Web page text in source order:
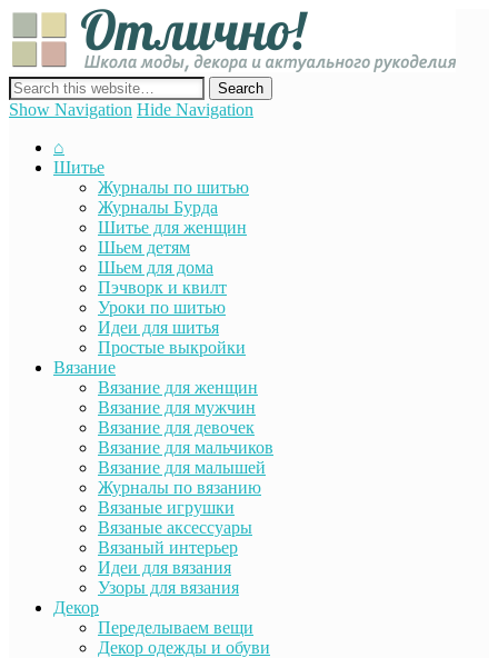
сайт о декоре, дизайне и моде, вязании, шитье и других видах
рукоделия
Show Navigation Hide Navigation
⌂
Шитье
Журналы по шитью
Журналы Бурда
Шитье для женщин
Шьем детям
Шьем для дома
Пэчворк и квилт
Уроки по шитью
Идеи для шитья
Простые выкройки
Вязание
Вязание для женщин
Вязание для мужчин
Вязание для девочек
Вязание для мальчиков
Вязание для малышей
Журналы по вязанию
Вязаные игрушки
Вязаные аксессуары
Вязаный интерьер
Идеи для вязания
Узоры для вязания
Декор
Переделываем вещи
Декор одежды и обуви